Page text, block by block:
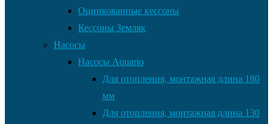
Оцинкованные кессоны
Кессоны Земляк
Насосы
Насосы Aquario
Для отопления, монтажная длина 180
мм
Для отопления, монтажная длина 130